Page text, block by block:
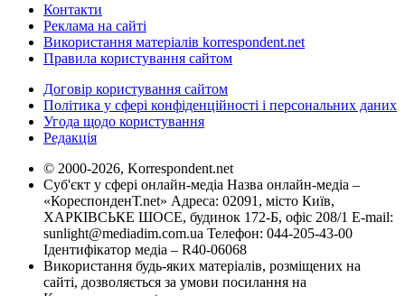
Контакти
Реклама на сайті
Використання матеріалів korrespondent.net
Правила користування сайтом
Договір користування сайтом
Політика у сфері конфіденційності і персональних даних
Угода щодо користування
Редакція
© 2000-2026, Korrespondent.net
Суб'єкт у сфері онлайн-медіа Назва онлайн-медіа –
«КореспонденТ.net» Адреса: 02091, місто Київ,
ХАРКІВСЬКЕ ШОСЕ, будинок 172-Б, офіс 208/1 E-mail:
sunlight@mediadim.com.ua Телефон: 044-205-43-00
Ідентифікатор медіа – R40-06068
Використання будь-яких матеріалів, розміщених на
сайті, дозволяється за умови посилання на